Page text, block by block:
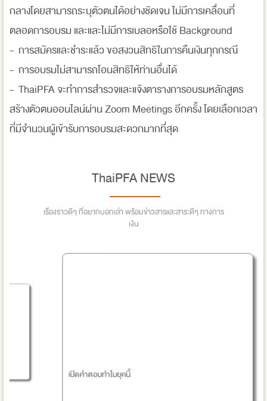
กลางโดยสามารถระบุตัวตนได้อย่างชัดเจน ไม่มีการเคลื่อนที่
ตลอดการอบรม และและไม่มีการเบลอหรือใช้ Background
- การสมัครและชำระแล้ว ขอสงวนสิทธิในการคืนเงินทุกกรณี
- การอบรมไม่สามารถโอนสิทธิให้ท่านอื่นได้
- ThaiPFA จะทำการสำรวจและแจ้งตารางการอบรมหลักสูตร
สร้างตัวตนออนไลน์ผ่าน Zoom Meetings อีกครั้ง โดยเลือกเวลา
ที่มีจำนวนผู้เข้ารับการอบรมสะดวกมากที่สุด
ThaiPFA NEWS
เรื่องราวดีๆ ที่อยากบอกเล่า พร้อมข่าวสารและสาระดีๆ ทางการ
เงิน
เปิดคำตอบทำไมยุคนี้